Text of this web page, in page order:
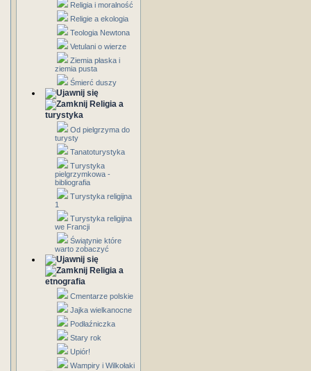
Religia i moralność
Religie a ekologia
Teologia Newtona
Vetulani o wierze
Ziemia płaska i
ziemia pusta
Śmierć duszy
Religia a
turystyka
Od pielgrzyma do
turysty
Tanatoturystyka
Turystyka
pielgrzymkowa -
bibliografia
Turystyka religijna
1
Turystyka religijna
we Francji
Świątynie które
warto zobaczyć
Religia a
etnografia
Cmentarze polskie
Jajka wielkanocne
Podłaźniczka
Stary rok
Upiór!
Wampiry i Wilkołaki